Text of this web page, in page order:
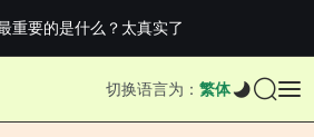
重要的是什么？太真实了
收官：全满贯对上全满亚，德约...
Highguard》正式上线，官...
切换语言为： 繁体